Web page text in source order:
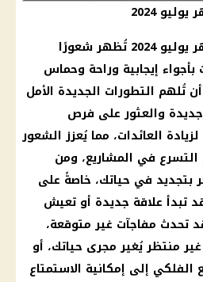
2024
توقعات برج الميزان لشهر يوليو 2024 تُظهر شعورًا
إيجابية وراحة وحماس
تُلهم التطورات الجديدة الأمل
والعثور على فرص
العائدات، مما يُعزز الشعور
التسرع في المشاريع، ومن
في حياتك، خاصةً على
تبدأ علاقة جديدة أو تعيش
تحدث مفاجآت غير متوقعة،
منتظر يُغير مجرى حياتك، أو
إلى إمكانية الاستمتاع